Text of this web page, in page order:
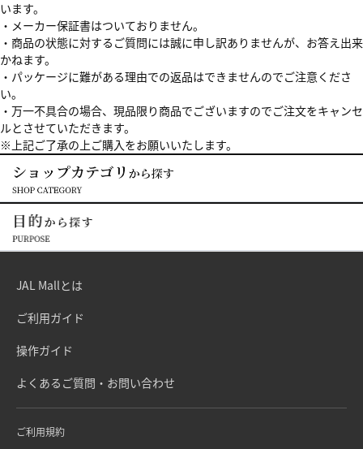
います。
・メーカー保証書はついておりません。
・商品の状態に対するご質問には誠に申し訳ありませんが、お答え出来
かねます。
・パッケージに難がある理由での返品はできませんのでご注意くださ
い。
・万一不具合の場合、現品限り商品でございますのでご注文をキャンセ
ルとさせていただきます。
※上記ご了承の上ご購入をお願いいたします。
JAL Mallとは
ご利用ガイド
操作ガイド
よくあるご質問・お問い合わせ
ご利用規約